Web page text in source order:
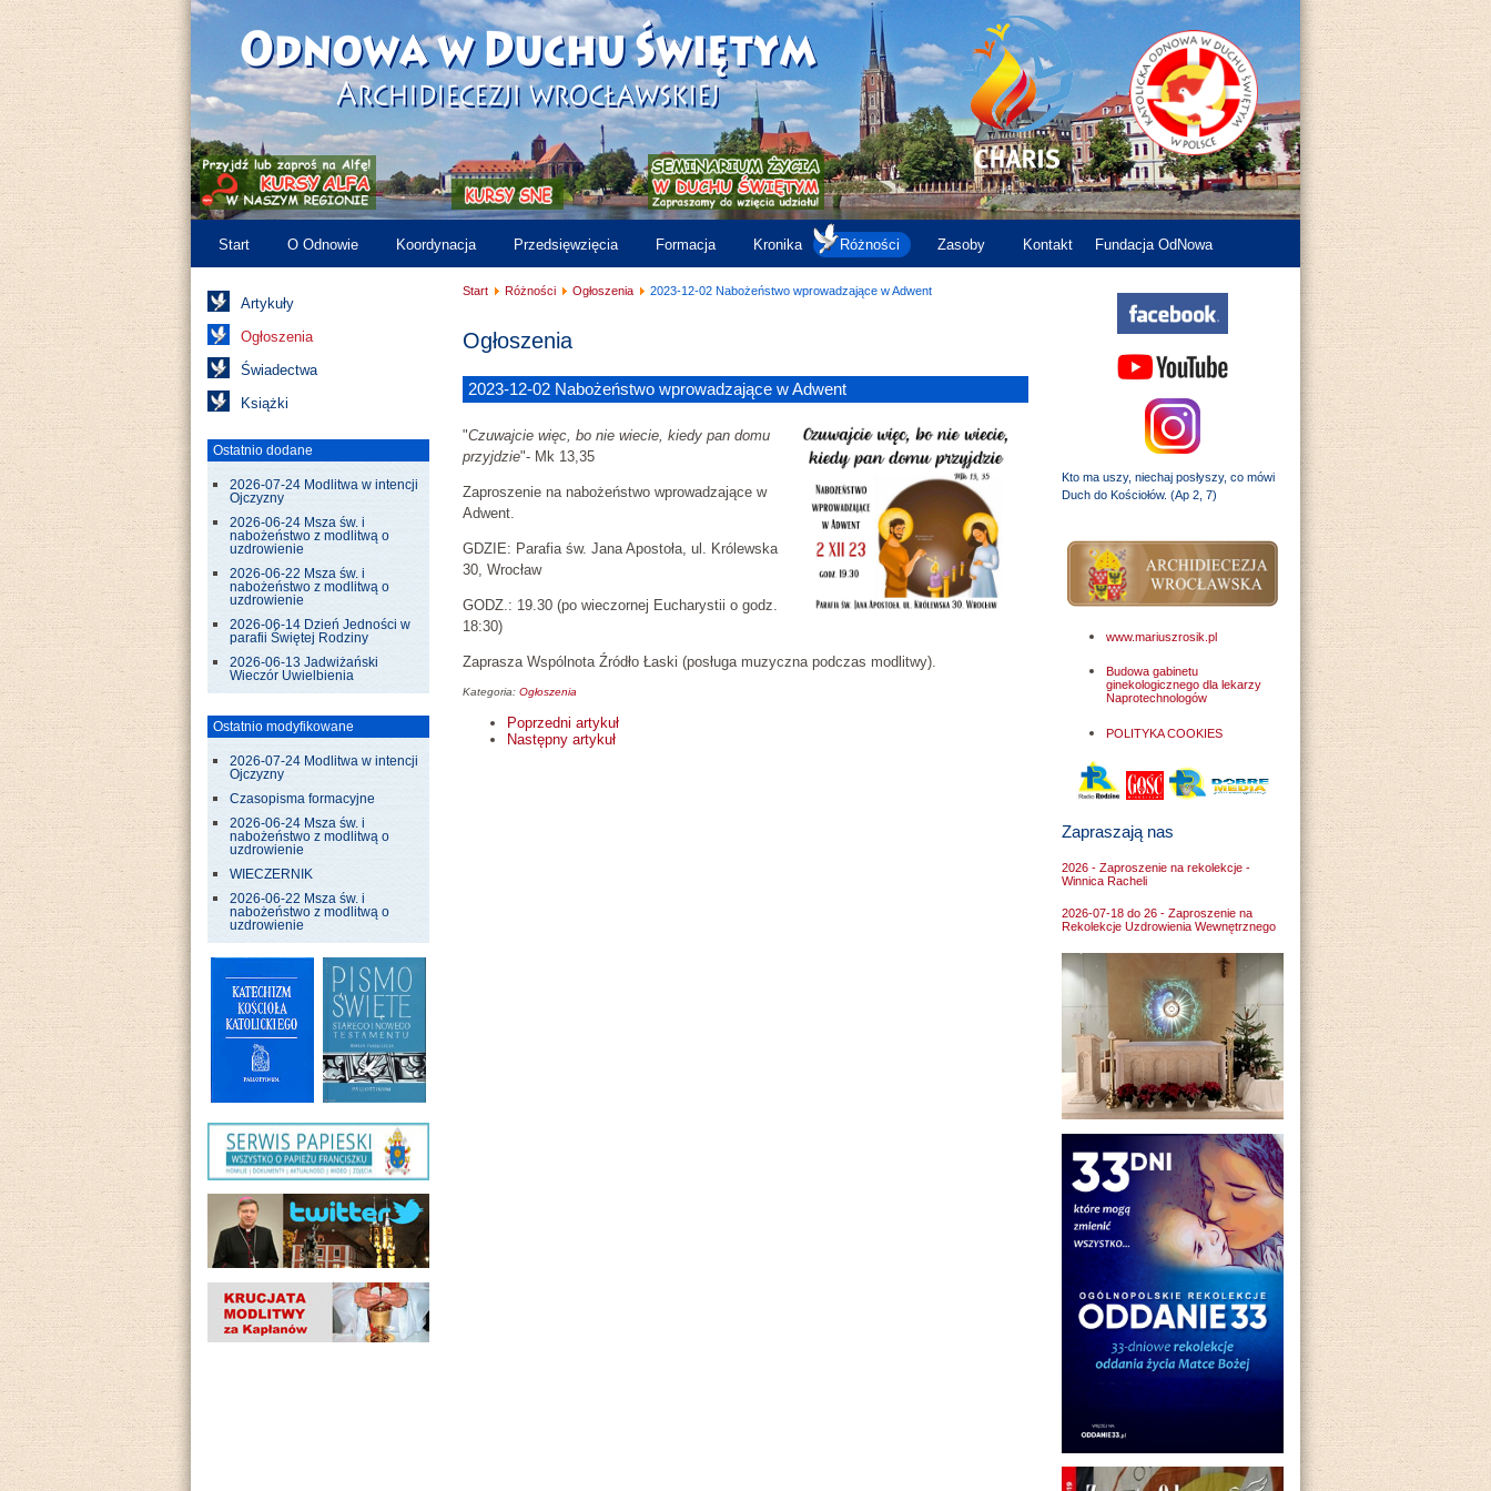
Start O Odnowie Koordynacja Przedsięwzięcia Formacja Kronika Różności Zasoby Kontakt Fundacja OdNowa
Artykuły
Ogłoszenia
Świadectwa
Książki
Ostatnio dodane
2026-07-24 Modlitwa w intencji
Ojczyzny
2026-06-24 Msza św. i
nabożeństwo z modlitwą o
uzdrowienie
2026-06-22 Msza św. i
nabożeństwo z modlitwą o
uzdrowienie
2026-06-14 Dzień Jedności w
parafii Świętej Rodziny
2026-06-13 Jadwiżański
Wieczór Uwielbienia
Ostatnio modyfikowane
2026-07-24 Modlitwa w intencji
Ojczyzny
Czasopisma formacyjne
2026-06-24 Msza św. i
nabożeństwo z modlitwą o
uzdrowienie
WIECZERNIK
2026-06-22 Msza św. i
nabożeństwo z modlitwą o
uzdrowienie
Kto ma uszy, niechaj posłyszy, co mówi
Duch do Kościołów. (Ap 2, 7)
www.mariuszrosik.pl
Budowa gabinetu
ginekologicznego dla lekarzy
Naprotechnologów
POLITYKA COOKIES
Zapraszają nas
2026 - Zaproszenie na rekolekcje -
Winnica Racheli
2026-07-18 do 26 - Zaproszenie na
Rekolekcje Uzdrowienia Wewnętrznego
Start Różności Ogłoszenia 2023-12-02 Nabożeństwo wprowadzające w Adwent
Ogłoszenia
2023-12-02 Nabożeństwo wprowadzające w Adwent
"Czuwajcie więc, bo nie wiecie, kiedy pan domu
przyjdzie"- Mk 13,35
Zaproszenie na nabożeństwo wprowadzające w
Adwent.
GDZIE: Parafia św. Jana Apostoła, ul. Królewska
30, Wrocław
GODZ.: 19.30 (po wieczornej Eucharystii o godz.
18:30)
Zaprasza Wspólnota Źródło Łaski (posługa muzyczna podczas modlitwy).
Kategoria: Ogłoszenia
Poprzedni artykuł
Następny artykuł